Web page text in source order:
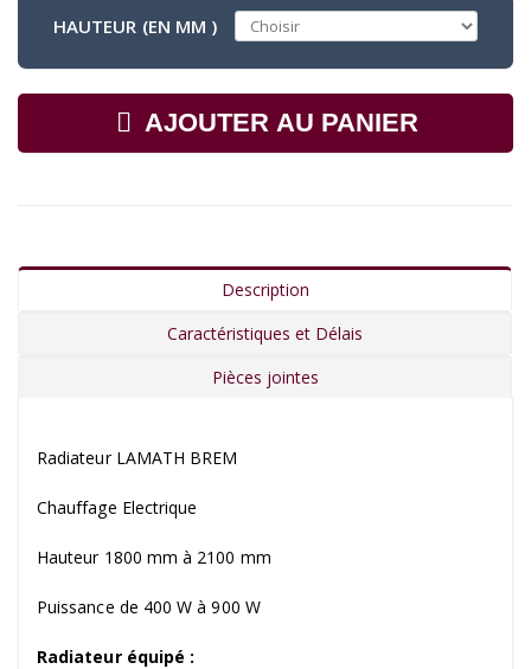
HAUTEUR (EN MM )
AJOUTER AU PANIER
Description
Caractéristiques et Délais
Pièces jointes
Radiateur LAMATH BREM
Chauffage Electrique
Hauteur 1800 mm à 2100 mm
Puissance de 400 W à 900 W
Radiateur équipé :